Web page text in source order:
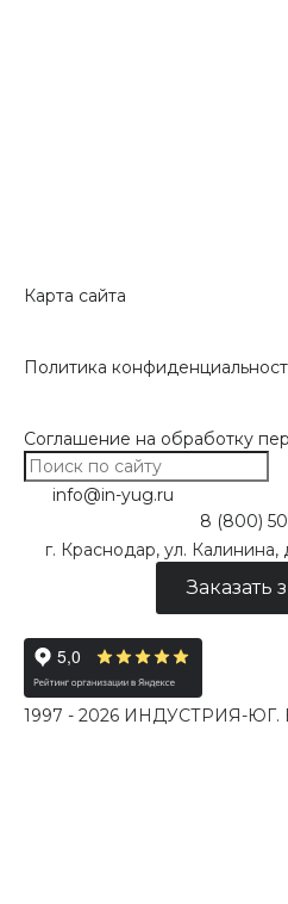
Карта сайта
Политика
Соглашение на обработку
info@in-yug.ru
8 (800)
г. Краснодар, ул. Калинина,
Заказать
1997 - 2026 ИНДУСТРИЯ-ЮГ.